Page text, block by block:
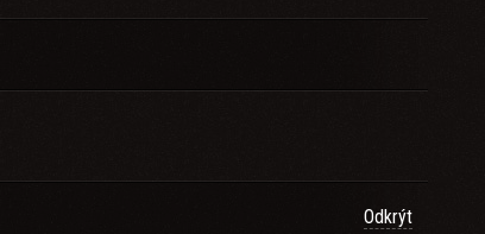
Odkrýt